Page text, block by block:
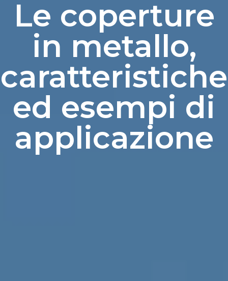
Le coperture
in metallo,
caratteristiche
ed esempi di
applicazione